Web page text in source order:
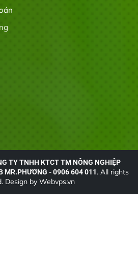
TY TNHH KTCT TM NÔNG NGHIỆP
MR.PHƯƠNG - 0906 604 011. All rights
Design by Webvps.vn